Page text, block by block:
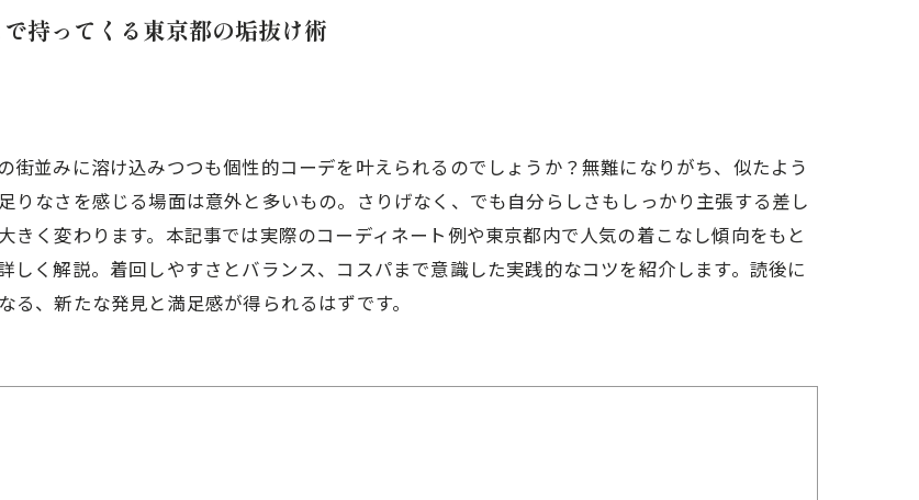
持ってくる東京都の垢抜け術
並みに溶け込みつつも個性的コーデを叶えられるのでしょうか？無難になりがち、似たよう
りなさを感じる場面は意外と多いもの。さりげなく、でも自分らしさもしっかり主張する差し
く変わります。本記事では実際のコーディネート例や東京都内で人気の着こなし傾向をもと
く解説。着回しやすさとバランス、コスパまで意識した実践的なコツを紹介します。読後に
、新たな発見と満足感が得られるはずです。